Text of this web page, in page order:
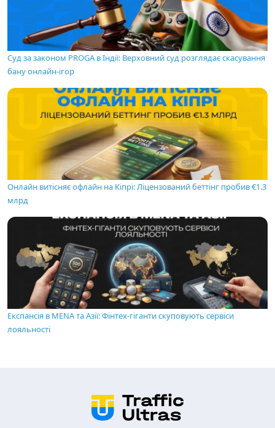
Суд за законом PROGA в Індії: Верховний суд розглядає скасування
бану онлайн-ігор
Онлайн витісняє офлайн на Кіпрі: Ліцензований беттінг пробив €1.3
млрд
Експансія в MENA та Азії: Фінтех-гіганти скуповують сервіси
лояльності